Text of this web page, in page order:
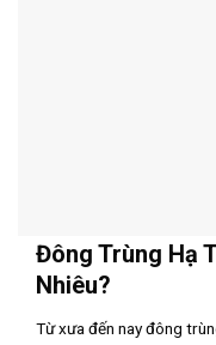
Đông Trùng Hạ
Nhiêu?
Từ xưa đến nay đông